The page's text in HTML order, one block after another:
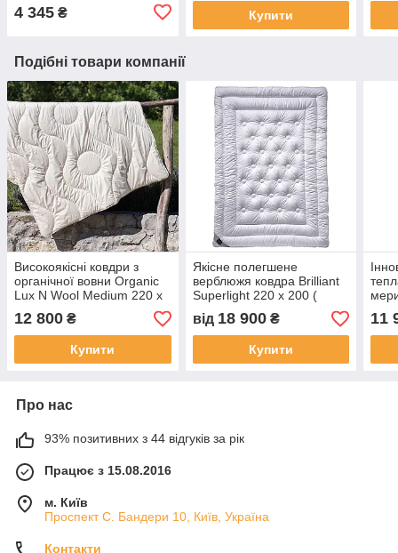
4 345 ₴ Купити
Подібні товари компанії
Високоякісні ковдри з
органічної вовни Organic
Lux N Wool Medium 220 х
200 (Словіння)
12 800 ₴
Купити
Якісне полегшене
верблюжя ковдра Brilliant
Superlight 220 х 200 (
Billerbeck, Німеччина)
від 18 900₴
Купити
х
11
Про нас
93% позитивних з 44 відгуків за рік
Працює з 15.08.2016
м. Київ
Проспект С. Бандери 10, Київ, Україна
Контакти